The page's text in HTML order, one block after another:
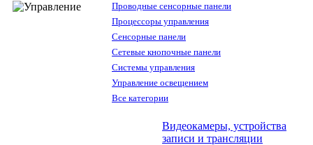
Проводные сенсорные панели
Процессоры управления
Сенсорные панели
Сетевые кнопочные панели
Системы управления
Управление освещением
Все категории
Видеокамеры, устройства
записи и трансляции